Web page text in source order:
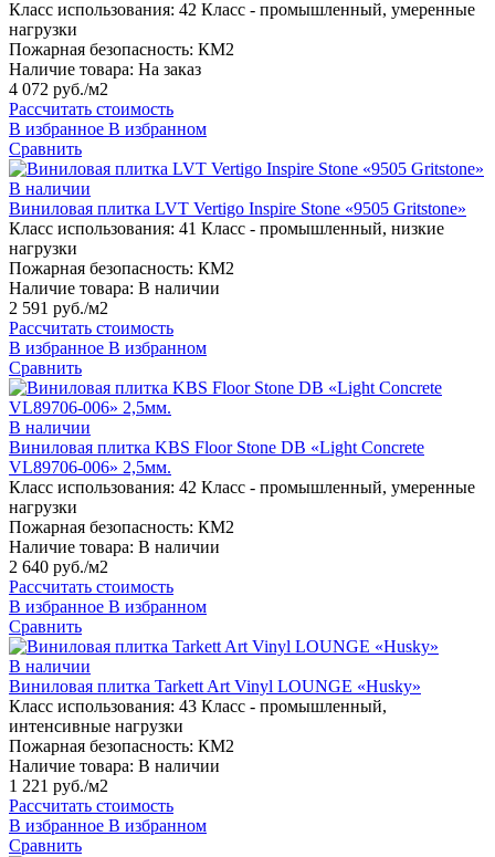
Класс использования: 42 Класс - промышленный, умеренные
нагрузки
Пожарная безопасность: КМ2
Наличие товара: На заказ
4 072 руб./м2
Рассчитать стоимость
В избранное В избранном
Сравнить
В наличии
Виниловая плитка LVT Vertigo Inspire Stone «9505 Gritstone»
Класс использования: 41 Класс - промышленный, низкие
нагрузки
Пожарная безопасность: КМ2
Наличие товара: В наличии
2 591 руб./м2
Рассчитать стоимость
В избранное В избранном
Сравнить
В наличии
Виниловая плитка KBS Floor Stone DB «Light Concrete
VL89706-006» 2,5мм.
Класс использования: 42 Класс - промышленный, умеренные
нагрузки
Пожарная безопасность: КМ2
Наличие товара: В наличии
2 640 руб./м2
Рассчитать стоимость
В избранное В избранном
Сравнить
В наличии
Виниловая плитка Tarkett Art Vinyl LOUNGE «Husky»
Класс использования: 43 Класс - промышленный,
интенсивные нагрузки
Пожарная безопасность: КМ2
Наличие товара: В наличии
1 221 руб./м2
Рассчитать стоимость
В избранное В избранном
Сравнить